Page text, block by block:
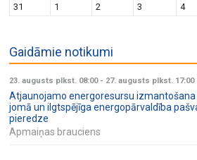
31
1 2 3 4
Gaidāmie notikumi
23. augusts plkst. 08:00- 27. augusts plkst. 17:00
Atjaunojamo energoresursu
jomā un ilgtspējīga energopārvaldība
pieredze
Apmaiņas brauciens